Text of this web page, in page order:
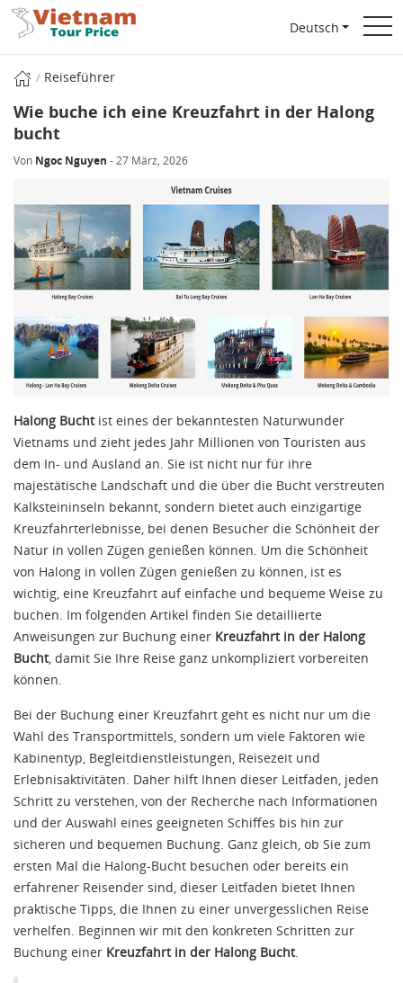
Deutsch
Reiseführer
Wie buche ich eine Kreuzfahrt in der Halong
bucht
Von Ngoc Nguyen - 27 März, 2026
Halong Buchtist eines der bekanntesten Naturwunder
Vietnams und zieht jedes Jahr Millionen von Touristen aus
dem In- und Ausland an. Sie ist nicht nur für ihre
majestätische Landschaft und die über die Bucht verstreuten
Kalksteininseln bekannt, sondern bietet auch einzigartige
Kreuzfahrterlebnisse, bei denen Besucher die Schönheit der
Natur in vollen Zügen genießen können. Um die Schönheit
von Halong in vollen Zügen genießen zu können, ist es
wichtig, eine Kreuzfahrt auf einfache und bequeme Weise zu
buchen. Im folgenden Artikel finden Sie detaillierte
Anweisungen zur Buchung einer Kreuzfahrt in der Halong
Bucht, damit Sie Ihre Reise ganz unkompliziert vorbereiten
können.
Bei der Buchung einer Kreuzfahrt geht es nicht nur um die
Wahl des Transportmittels, sondern um viele Faktoren wie
Kabinentyp, Begleitdienstleistungen, Reisezeit und
Erlebnisaktivitäten. Daher hilft Ihnen dieser Leitfaden, jeden
Schritt zu verstehen, von der Recherche nach Informationen
und der Auswahl eines geeigneten Schiffes bis hin zur
sicheren und bequemen Buchung. Ganz gleich, ob Sie zum
ersten Mal die Halong-Bucht besuchen oder bereits ein
erfahrener Reisender sind, dieser Leitfaden bietet Ihnen
praktische Tipps, die Ihnen zu einer unvergesslichen Reise
verhelfen. Beginnen wir mit den konkreten Schritten zur
Buchung einer Kreuzfahrt in der Halong Bucht.